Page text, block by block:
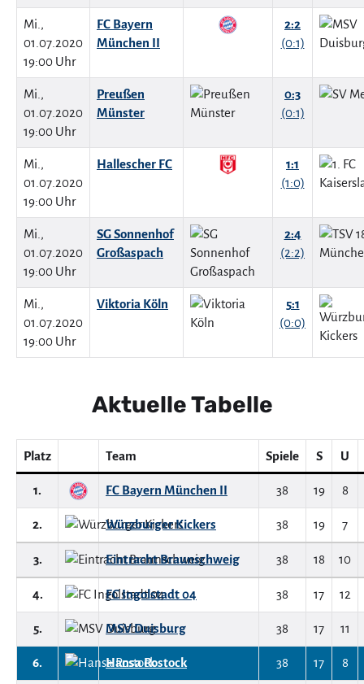
Mi.,
01.07.2020
19:00 Uhr
FC Bayern
München II
2:2
(0:1)
Mi.,
01.07.2020
19:00 Uhr
Preußen
Münster
0:3
(0:1)
Mi.,
01.07.2020
19:00 Uhr
Hallescher FC
1:1
(1:0)
Mi.,
01.07.2020
19:00 Uhr
SG Sonnenhof
Großaspach
2:4
(2:2)
Mi.,
01.07.2020
19:00 Uhr
Viktoria Köln
5:1
(0:0)
Aktuelle Tabelle
Platz Team Spiele S U
1. FC Bayern München II 38 19 8
2. Würzburger Kickers 38 19 7
3. Eintracht Braunschweig 38 18 10
4. FC Ingolstadt 04 38 17 12
5. MSV Duisburg 38 17 11
6. Hansa Rostock 38 17 8